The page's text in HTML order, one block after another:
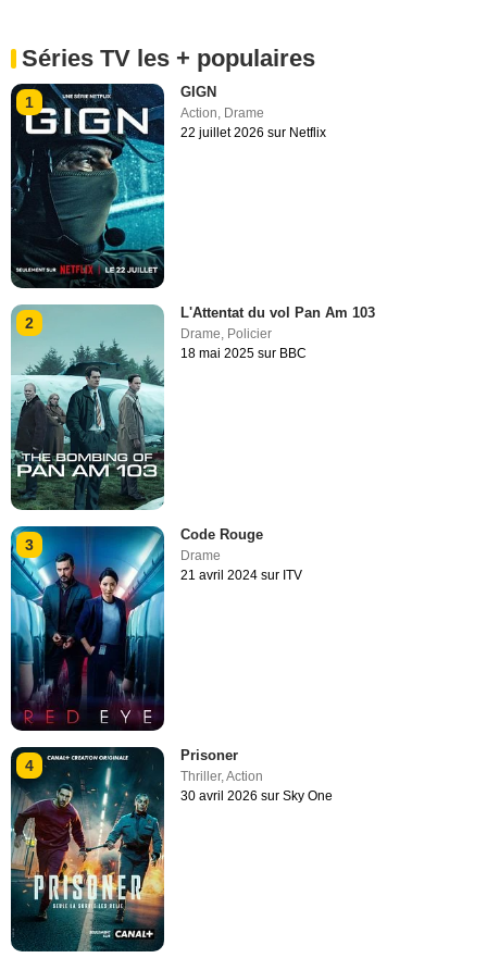
Séries TV les + populaires
1
GIGN
Action, Drame
22 juillet 2026 sur Netflix
2
L'Attentat du vol Pan Am 103
Drame, Policier
18 mai 2025 sur BBC
3
Code Rouge
Drame
21 avril 2024 sur ITV
4
Prisoner
Thriller,Action
30 avril 2026 sur Sky One